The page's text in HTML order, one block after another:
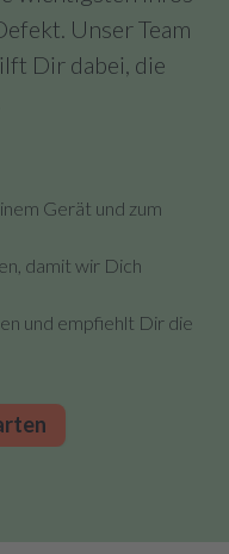
Unser Team
Dir dabei, die
Gerät und zum
damit wir Dich
und empfiehlt Dir die